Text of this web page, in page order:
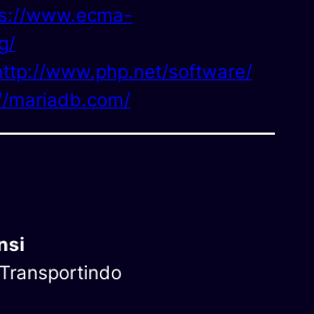
www.ecma-
www.php.net/software/
mariadb.com/